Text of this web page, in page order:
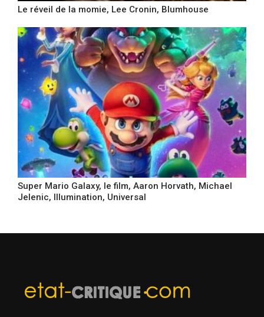
Le réveil de la momie, Lee Cronin, Blumhouse
Super Mario Galaxy, le film, Aaron Horvath, Michael
Jelenic, Illumination, Universal